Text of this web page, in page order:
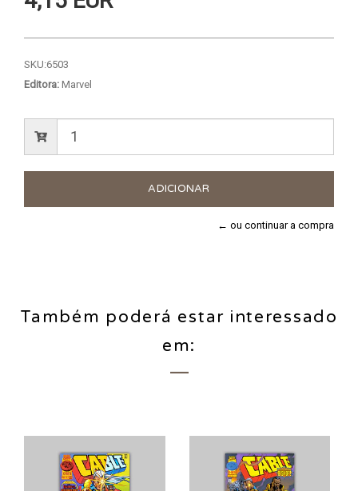
SKU:6503
Editora: Marvel
← ou continuar a compra
Também poderá estar interessado
em: